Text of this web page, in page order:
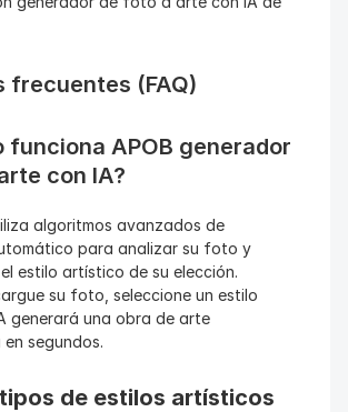
frecuentes (FAQ)
funciona APOB generador
con IA?
algoritmos avanzados de
para analizar su foto y
estilo artístico de su elección.
su foto, seleccione un estilo
generará una obra de arte
segundos.
de estilos artísticos